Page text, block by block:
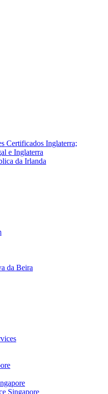
Certificados Inglaterra;
e Inglaterra
da Irlanda
da Beira
Singapore